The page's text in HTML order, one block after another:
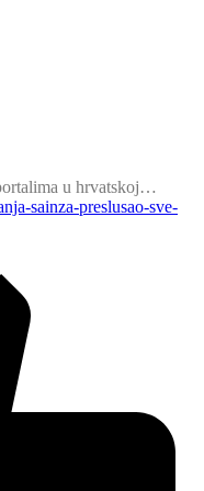
u hrvatskoj…
sainza-preslusao-sve-